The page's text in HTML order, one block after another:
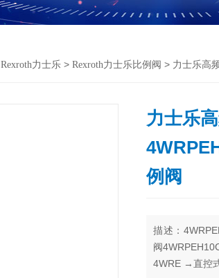
Rexroth力士乐 > Rexroth力士乐比例阀 > 力士乐高
力士乐
例阀
描述：
阀
4WRE →直控